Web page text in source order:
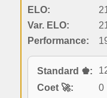
ELO:
Var. ELO:
Performance:
Standard ♚:
Coet 🚀:
0